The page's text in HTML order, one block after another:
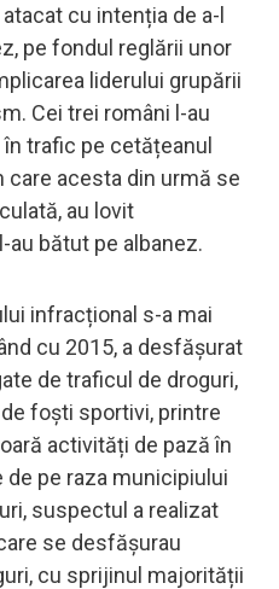
cu intenția de a-l
pe fondul reglării unor
liderului grupării
Cei trei români l-au
trafic pe cetățeanul
care acesta din urmă se
au lovit
au bătut pe albanez.
infracțional s-a mai
cu 2015, a desfășurat
de traficul de droguri,
foști sportivi, printre
activități de pază în
pe raza municipiului
suspectul a realizat
se desfășurau
cu sprijinul majorității